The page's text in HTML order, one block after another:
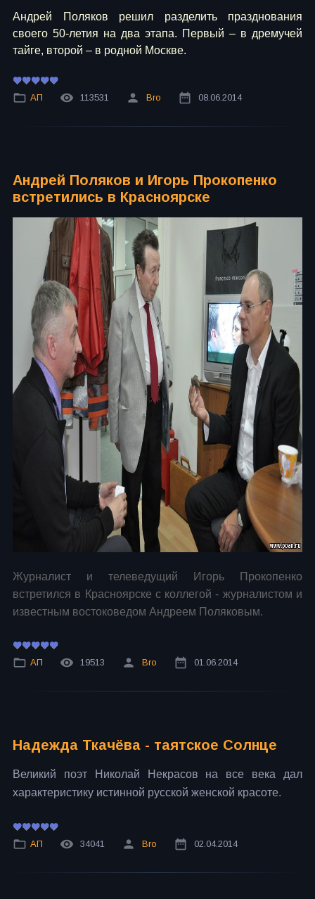
Андрей Поляков решил разделить празднования
своего 50-летия на два этапа. Первый – в дремучей
тайге, второй – в родной Москве.
АП 113531 Bro 08.06.2014
Андрей Поляков и Игорь Прокопенко
встретились в Красноярске
Журналист и телеведущий Игорь Прокопенко
встретился в Красноярске с коллегой - журналистом и
известным востоковедом Андреем Поляковым.
АП 19513 Bro 01.06.2014
Надежда Ткачёва - таятское Солнце
Великий поэт Николай Некрасов на все века дал
характеристику истинной русской женской красоте.
АП 34041 Bro 02.04.2014